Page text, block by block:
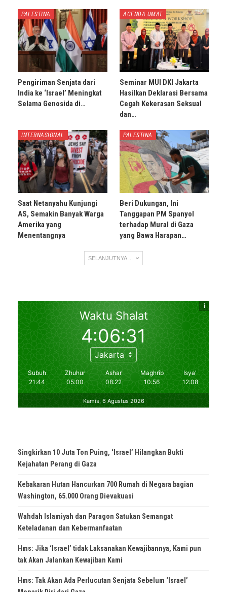
PALESTINA
Pengiriman Senjata dari
India ke ‘Israel’ Meningkat
Selama Genosida di…
AGENDA UMAT
Seminar MUI DKI Jakarta
Hasilkan Deklarasi Bersama
Cegah Kekerasan Seksual
dan…
INTERNASIONAL
Saat Netanyahu Kunjungi
AS, Semakin Banyak Warga
Amerika yang
Menentangnya
PALESTINA
Beri Dukungan, Ini
Tanggapan PM Spanyol
terhadap Mural di Gaza
yang Bawa Harapan…
SELANJUTNYA ...
Singkirkan 10 Juta Ton Puing, ‘Israel’ Hilangkan Bukti
Kejahatan Perang di Gaza
Kebakaran Hutan Hancurkan 700 Rumah di Negara bagian
Washington, 65.000 Orang Dievakuasi
Wahdah Islamiyah dan Paragon Satukan Semangat
Keteladanan dan Kebermanfaatan
Hms: Jika ‘Israel’ tidak Laksanakan Kewajibannya, Kami pun
tak Akan Jalankan Kewajiban Kami
Hms: Tak Akan Ada Perlucutan Senjata Sebelum ‘Israel’